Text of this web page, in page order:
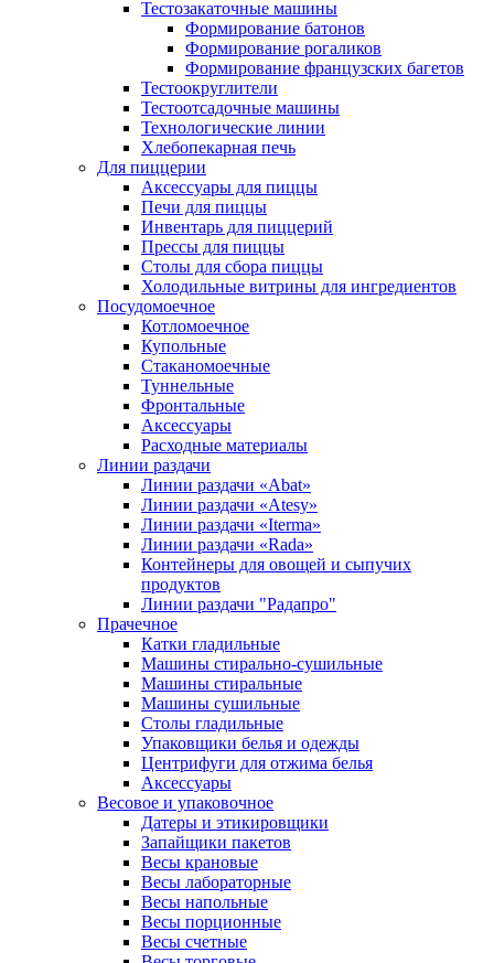
Тестозакаточные машины
Формирование батонов
Формирование рогаликов
Формирование французских багетов
Тестоокруглители
Тестоотсадочные машины
Технологические линии
Хлебопекарная печь
Для пиццерии
Аксессуары для пиццы
Печи для пиццы
Инвентарь для пиццерий
Прессы для пиццы
Столы для сбора пиццы
Холодильные витрины для ингредиентов
Посудомоечное
Котломоечное
Купольные
Стаканомоечные
Туннельные
Фронтальные
Аксессуары
Расходные материалы
Линии раздачи
Линии раздачи «Abat»
Линии раздачи «Atesy»
Линии раздачи «Iterma»
Линии раздачи «Rada»
Контейнеры для овощей и сыпучих
продуктов
Линии раздачи "Радапро"
Прачечное
Катки гладильные
Машины стирально-сушильные
Машины стиральные
Машины сушильные
Столы гладильные
Упаковщики белья и одежды
Центрифуги для отжима белья
Аксессуары
Весовое и упаковочное
Датеры и этикировщики
Запайщики пакетов
Весы крановые
Весы лабораторные
Весы напольные
Весы порционные
Весы счетные